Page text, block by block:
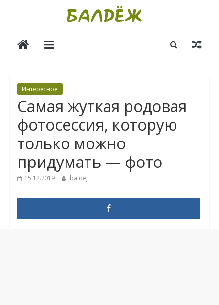
Балдёж
Интересное
Самая жуткая родовая
фотосессия, которую
только можно
придумать — фото
15.12.2019 baldej